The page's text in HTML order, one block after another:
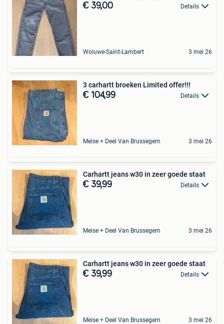
€ 39,00 Details
Woluwe-Saint-Lambert 3 mei 26
3 carhartt broeken Limited offer!!!
€ 104,99 Details
Meise + Deel Van Brussegem 3 mei 26
Carhartt jeans w30 in zeer goede staat
€ 39,99 Details
Meise + Deel Van Brussegem 3 mei 26
Carhartt jeans w30 in zeer goede staat
€ 39,99 Details
Meise + Deel Van Brussegem 3 mei 26